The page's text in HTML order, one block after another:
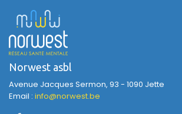
Norwest asbl
Avenue Jacques Sermon, 93 - 1090 Jette
Email : info@norwest.be